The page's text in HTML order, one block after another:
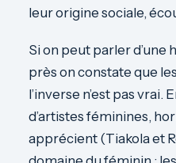
leur origine sociale,
Si on peut parler d’une
près on constate que
l’inverse n’est pas
d’artistes féminines,
apprécient (Tiakola et